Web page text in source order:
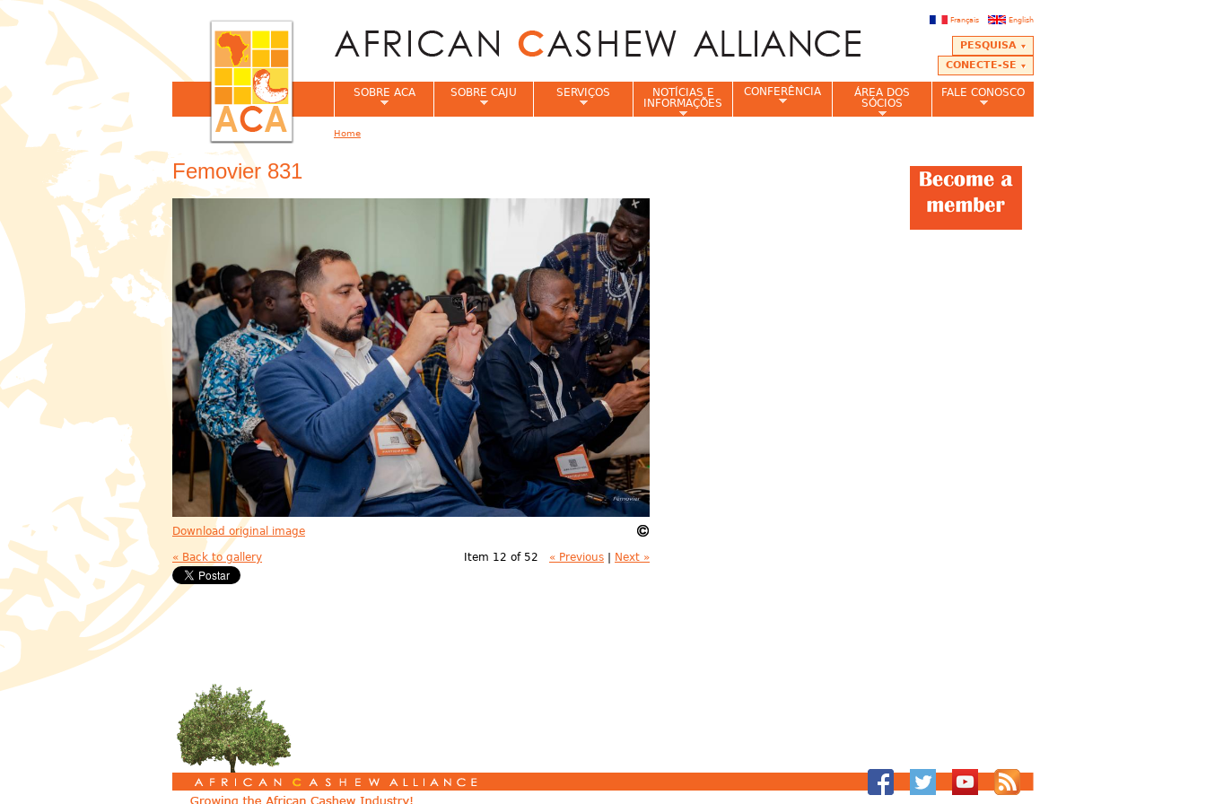
English
Français
PESQUISA
CONECTE-SE
Femovier 831
Download original image
« Back to gallery Item 12 of 52 « Previous | Next »
SOBRE ACA SOBRE CAJU SERVIÇOS
NOTÍCIAS E
INFORMAÇÕES
CONFERÊNCIA
ÁREA DOS
SÓCIOS
FALE CONOSCO
Home